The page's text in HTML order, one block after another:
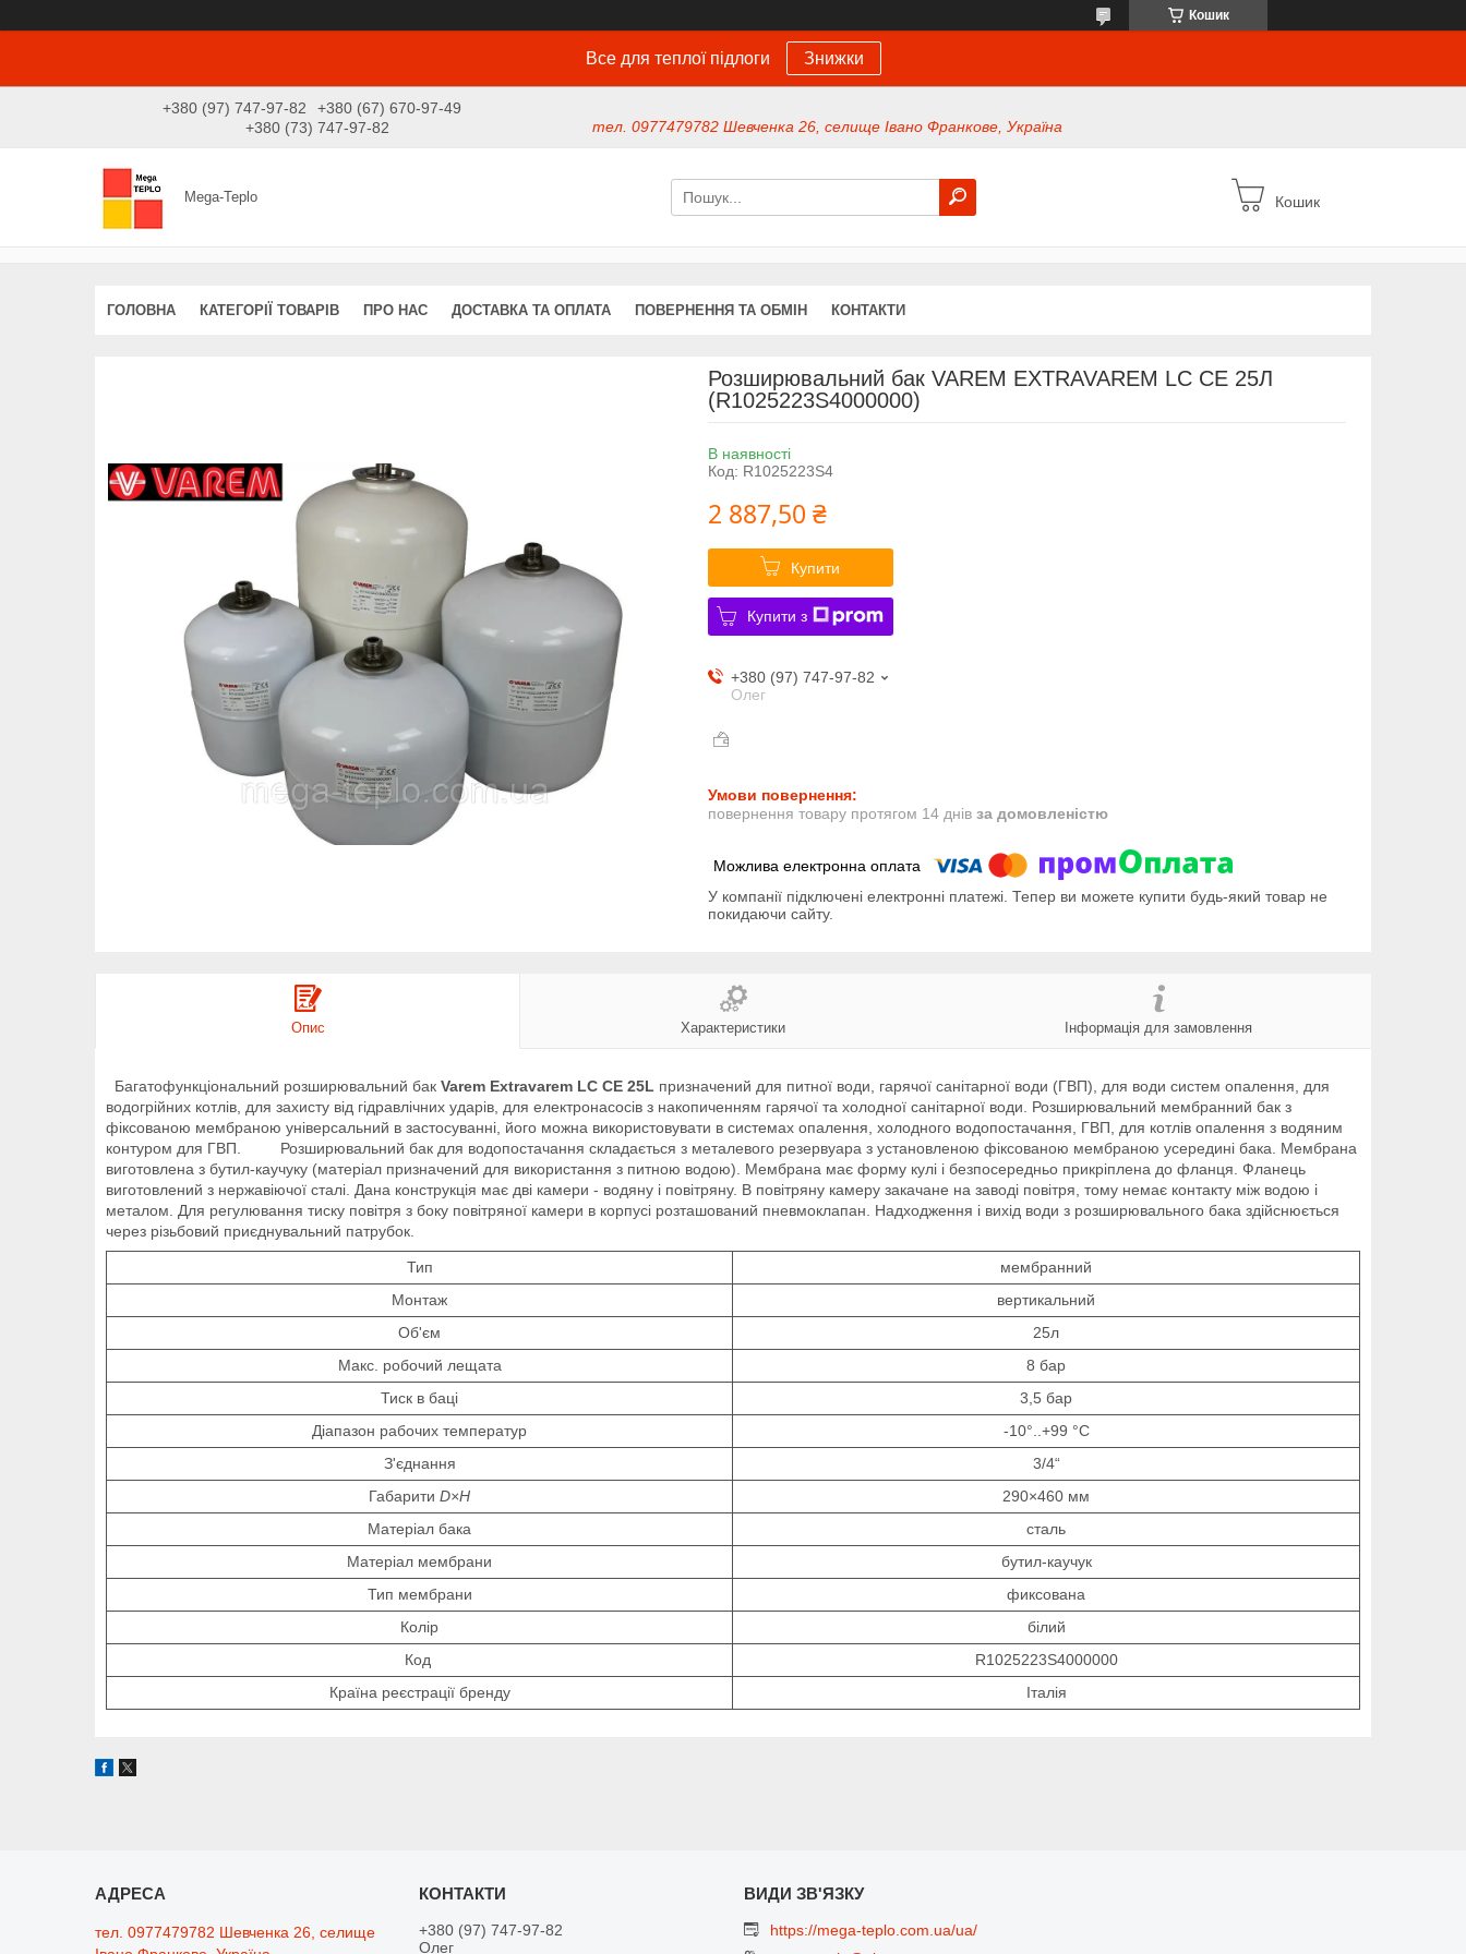
Кошик
Все для теплої підлоги Знижки
+380 (97) 747-97-82
+380 (67) 670-97-49
+380 (73) 747-97-82
тел. 0977479782 Шевченка 26, селище Івано Франкове, Україна
Mega-Teplo Кошик
ГОЛОВНА КАТЕГОРІЇ ТОВАРІВ ПРО НАС ДОСТАВКА ТА ОПЛАТА ПОВЕРНЕННЯ ТА ОБМІН КОНТАКТИ
Розширювальний бак VAREM EXTRAVAREM LC CE 25Л
(R1025223S4000000)
В наявності
Код: R1025223S4
2 887,50 ₴
Купити
Купити з
+380 (97) 747-97-82
Олег
повернення товару протягом 14 днів за домовленістю
У компанії підключені електронні платежі. Тепер ви можете купити будь-який товар не
покидаючи сайту.
Опис Характеристики Інформація для замовлення
Багатофункціональний розширювальний бак Varem Extravarem LC CE 25L призначений для питної води, гарячої санітарної води (ГВП), для води систем опалення, для
водогрійних котлів, для захисту від гідравлічних ударів, для електронасосів з накопиченням гарячої та холодної санітарної води. Розширювальний мембранний бак з
фіксованою мембраною універсальний в застосуванні, його можна використовувати в системах опалення, холодного водопостачання, ГВП, для котлів опалення з водяним
контуром для ГВП. Розширювальний бак для водопостачання складається з металевого резервуара з установленою фіксованою мембраною усередині бака. Мембрана
виготовлена ​​з бутил-каучуку (матеріал призначений для використання з питною водою). Мембрана має форму кулі і безпосередньо прикріплена до фланця. Фланець
виготовлений з нержавіючої сталі. Дана конструкція має дві камери - водяну і повітряну. В повітряну камеру закачане на заводі повітря, тому немає контакту між водою і
металом. Для регулювання тиску повітря з боку повітряної камери в корпусі розташований пневмоклапан. Надходження і вихід води з розширювального бака здійснюється
через різьбовий приєднувальний патрубок.
Тип
мембранний
Монтаж
вертикальний
Об'єм
25л
Макс. робочий лещата
8 бар
Тиск в баці
3,5 бар
Діапазон рабочих температур
-10°..+99 °C
З'єднання
3/4“
Габарити D×H
290×460 мм
Матеріал бака
сталь
Матеріал мембрани
бутил-каучук
Тип мембрани
фиксована
Колір
білий
Код
R1025223S4000000
Країна реєстрації бренду
Італія
тел. 0977479782 Шевченка 26, селище
+380 (97) 747-97-82
Олег
https://mega-teplo.com.ua/ua/